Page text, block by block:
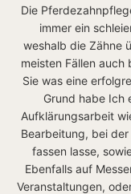
Die
immer ein
weshalb die Zähne
meisten Fällen auch
Sie was eine
Grund habe Ich
Aufklärungsarbeit
Bearbeitung, bei
fassen lasse,
Ebenfalls auf
Veranstaltungen,